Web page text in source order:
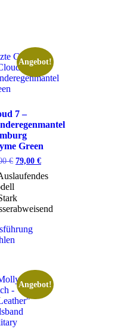
Chance
Angebot!
7 –
Green
€ 79,00 €
Angebot!